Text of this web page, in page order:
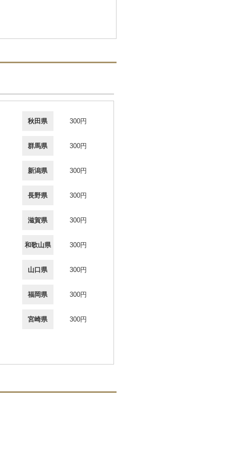
秋田県 300円
群馬県 300円
新潟県 300円
長野県 300円
滋賀県 300円
和歌山県 300円
山口県 300円
福岡県 300円
宮崎県 300円